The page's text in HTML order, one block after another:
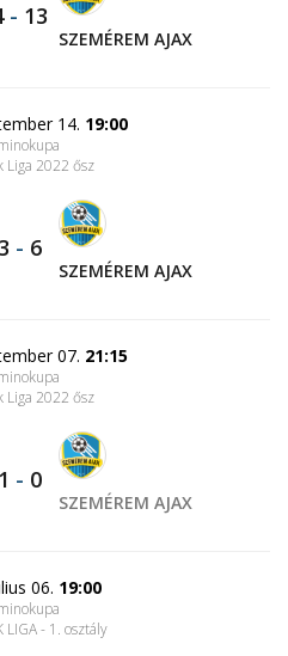
- 13
SZEMÉREM AJAX
14. 19:00
Liga 2022 ősz
3 - 6
SZEMÉREM AJAX
07. 21:15
Liga 2022 ősz
1 - 0
SZEMÉREM AJAX
06. 19:00
LIGA - 1. osztály